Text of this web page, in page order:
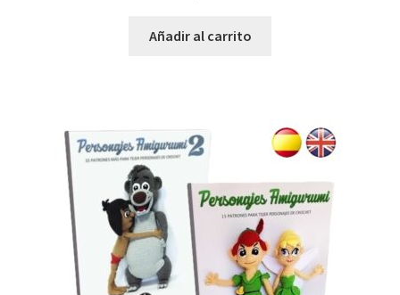
Añadir al carrito